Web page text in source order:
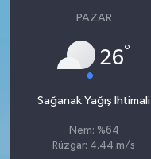
PAZAR
26°
Sağanak Yağış Ihtimali
Nem: %64
Rüzgar: 4.44 m/s